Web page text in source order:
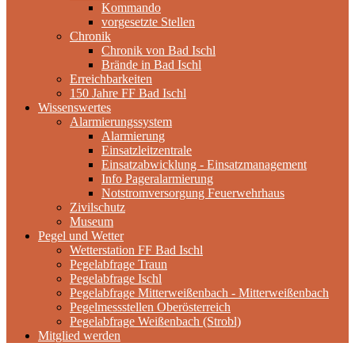
Kommando
vorgesetzte Stellen
Chronik
Chronik von Bad Ischl
Brände in Bad Ischl
Erreichbarkeiten
150 Jahre FF Bad Ischl
Wissenswertes
Alarmierungssystem
Alarmierung
Einsatzleitzentrale
Einsatzabwicklung - Einsatzmanagement
Info Pageralarmierung
Notstromversorgung Feuerwehrhaus
Zivilschutz
Museum
Pegel und Wetter
Wetterstation FF Bad Ischl
Pegelabfrage Traun
Pegelabfrage Ischl
Pegelabfrage Mitterweißenbach - Mitterweißenbach
Pegelmessstellen Oberösterreich
Pegelabfrage Weißenbach (Strobl)
Mitglied werden